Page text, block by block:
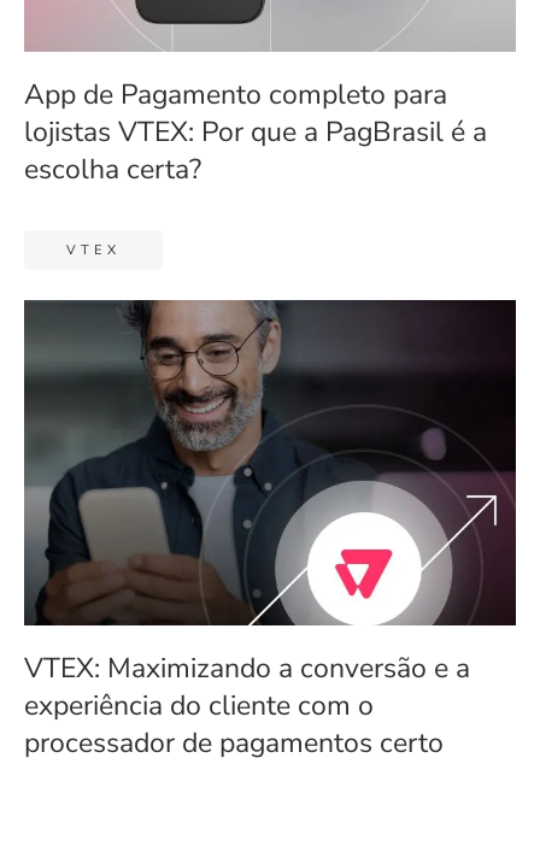
App de Pagamento completo para
lojistas VTEX: Por que a PagBrasil é a
escolha certa?
VTEX
VTEX: Maximizando a conversão e a
experiência do cliente com o
processador de pagamentos certo